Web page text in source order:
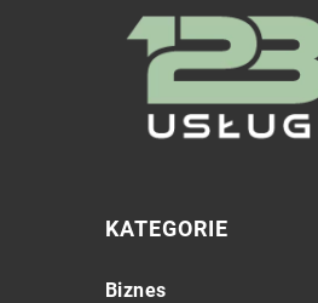
KATEGORIE
Biznes